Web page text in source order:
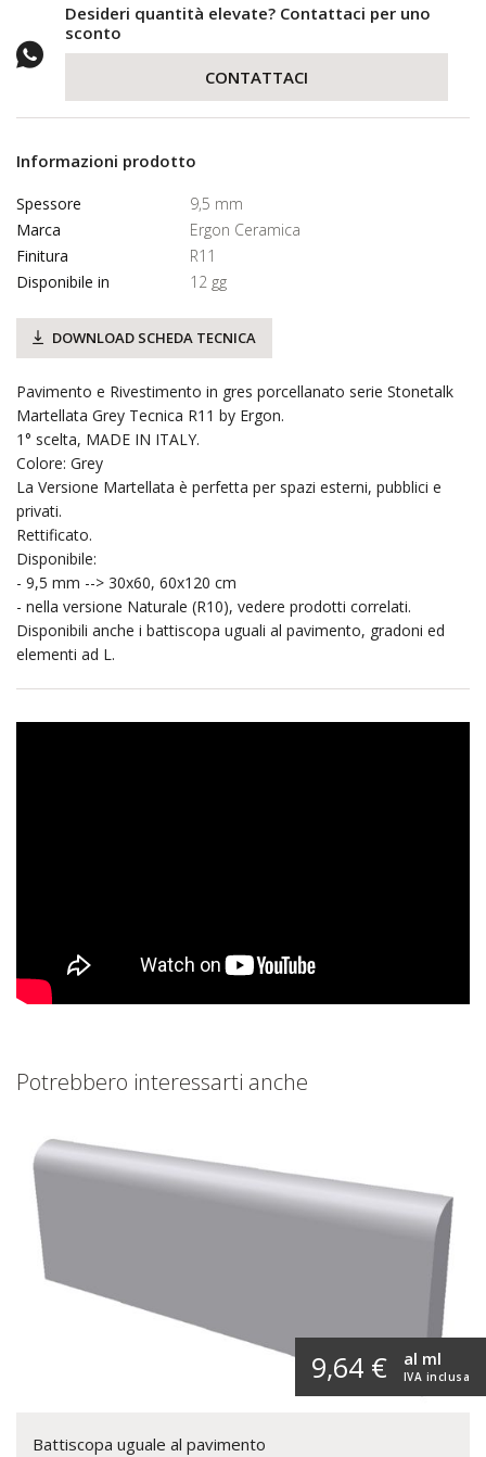
Desideri quantità elevate? Contattaci per uno
sconto
CONTATTACI
Informazioni prodotto
Spessore
9,5 mm
Marca
Ergon Ceramica
Finitura
R11
Disponibile in
12 gg
DOWNLOAD SCHEDA TECNICA
Pavimento e Rivestimento in gres porcellanato serie Stonetalk
Martellata Grey Tecnica R11 by Ergon.
1° scelta, MADE IN ITALY.
Colore: Grey
La Versione Martellata è perfetta per spazi esterni, pubblici e
privati.
Rettificato.
Disponibile:
- 9,5 mm --> 30x60, 60x120 cm
- nella versione Naturale (R10), vedere prodotti correlati.
Disponibili anche i battiscopa uguali al pavimento, gradoni ed
elementi ad L.
Potrebbero interessarti anche
9,64 € IVA inclusa
al ml
Battiscopa uguale al pavimento